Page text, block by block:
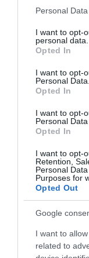
Please note that
not limited to your
grant or deny
use your data for
consent section.
Personal
I want to opt-
personal data.
Opted In
I want to opt-
Personal Data.
Opted In
I want to opt-
Personal
Opted In
I want to opt-
Retention,
Personal
Purposes for
Opted Out
Google
I want to
related to
A házelnök szerint
kimozdítható
bélyegzik azok,
az élet. "Így lett a
csökevény" -
Horváth László
hogy az utóbbi
beruházással lett
szakorvosi
megújult.
A Kövér László
keretében
központot, amelyet
Regionális Operatív
támogatást nyert.